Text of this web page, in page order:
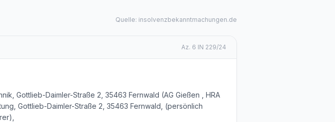
Quelle: insolvenzbekanntmachungen.de
Az. 6 IN 229/24
Gottlieb-Daimler-Straße 2, 35463 Fernwald (AG Gießen , HRA
Gottlieb-Daimler-Straße 2, 35463 Fernwald, (persönlich